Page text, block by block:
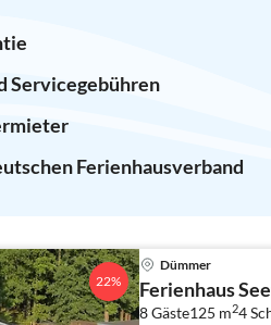
Servicegebühren
Ferienhausverband
22%
Dümmer
Ferienhaus
8 Gäste125 m24